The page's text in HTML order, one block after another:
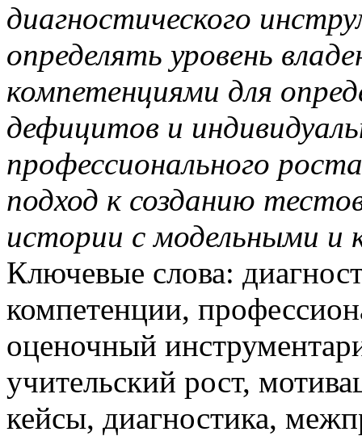
диагностического
определять уровень
компетенциями для
дефицитов и
профессионального
подход к созданию
истории с модельными и
Ключевые слова:
компетенции,
оценочный
учительский рост,
кейсы, диагностика,